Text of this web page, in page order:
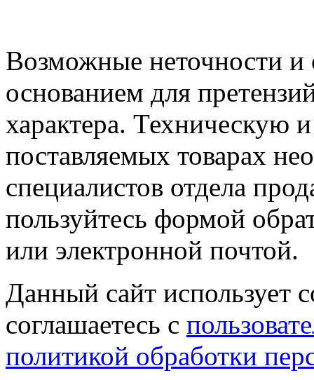
Возможные неточности и
основанием для
характера.
поставляемых товарах
специалистов отдела
пользуйтесь формой
или электронной почтой.
Данный сайт использует
соглашаетесь с
политикой обработки